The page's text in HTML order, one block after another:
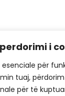
i
për
tuaj,
për të